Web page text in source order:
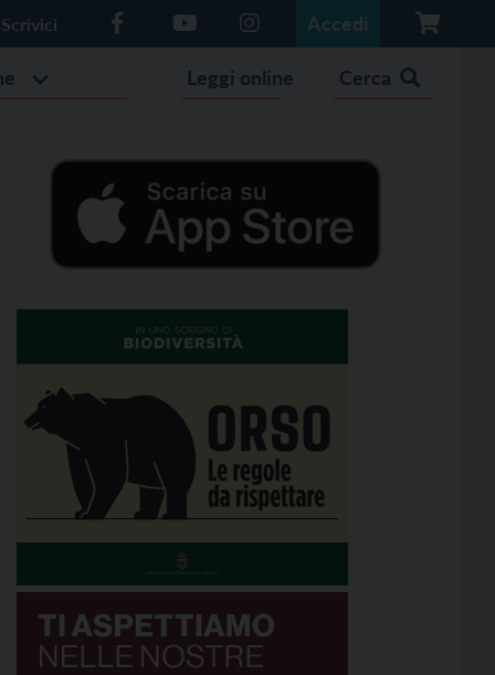
Scrivici Accedi
Leggi online Cerca